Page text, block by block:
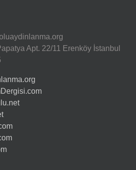
Apt. 22/11 Erenköy İstanbul